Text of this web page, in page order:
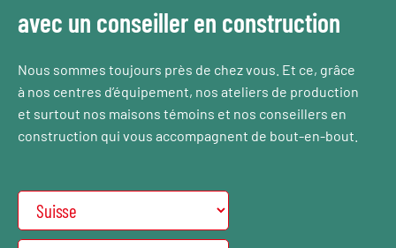
avec un conseiller en construction
Nous sommes toujours près de chez vous. Et ce, grâce
à nos centres d’équipement, nos ateliers de production
et surtout nos maisons témoins et nos conseillers en
construction qui vous accompagnent de bout-en-bout.